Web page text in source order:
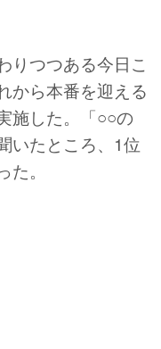
りつつある今日こ
から本番を迎える
施した。「○○の
いたところ、1位
。